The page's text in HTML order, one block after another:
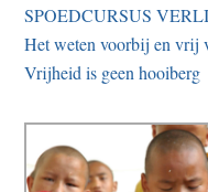
SPOEDCURSUS
Het weten voorbij en vrij
Vrijheid is geen hooiberg